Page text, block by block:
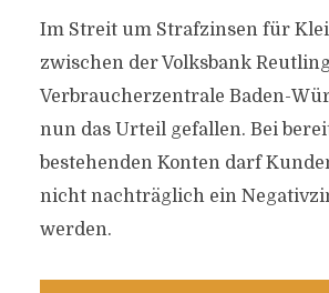
Im Streit um Strafzinsen für
zwischen der Volksbank
Verbraucherzentrale Baden-
nun das Urteil gefallen. Bei
bestehenden Konten darf
nicht nachträglich ein
werden.